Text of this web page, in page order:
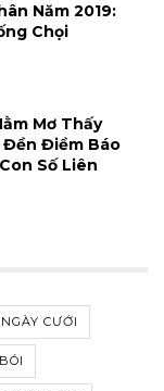
Năm 2019:
Chọi
Mơ Thấy
Điềm Báo
Số Liên
CƯỚI